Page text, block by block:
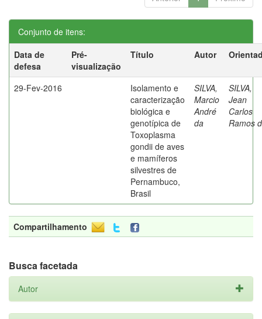
Conjunto de itens:
Data de
defesa
Pré-
visualização
Título Autor
29-Fev-2016
Isolamento e
caracterização
biológica e
genotípica de
Toxoplasma
gondii de aves
e mamíferos
silvestres de
Pernambuco,
Brasil
SILVA,
Marcio
André
da
SILVA,
Jean
Carlos
Ramos
Compartilhamento
Busca facetada
Autor